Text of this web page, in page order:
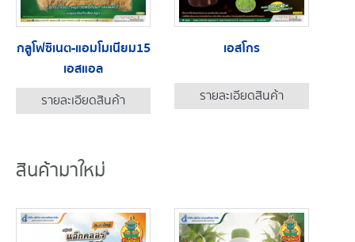
กลูโฟซิเนต-แอมโมเนียม15
เอสแอล
รายละเอียดสินค้า
เอสโกร
รายละเอียดสินค้า
สินค้ามาใหม่